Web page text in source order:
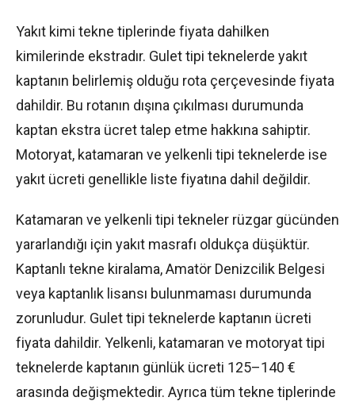
Yakıt kimi tekne tiplerinde fiyata dahilken
kimilerinde ekstradır. Gulet tipi teknelerde yakıt
kaptanın belirlemiş olduğu rota çerçevesinde fiyata
dahildir. Bu rotanın dışına çıkılması durumunda
kaptan ekstra ücret talep etme hakkına sahiptir.
Motoryat, katamaran ve yelkenli tipi teknelerde ise
yakıt ücreti genellikle liste fiyatına dahil değildir.
Katamaran ve yelkenli tipi tekneler rüzgar gücünden
yararlandığı için yakıt masrafı oldukça düşüktür.
Kaptanlı tekne kiralama, Amatör Denizcilik Belgesi
veya kaptanlık lisansı bulunmaması durumunda
zorunludur. Gulet tipi teknelerde kaptanın ücreti
fiyata dahildir. Yelkenli, katamaran ve motoryat tipi
teknelerde kaptanın günlük ücreti 125–140 €
arasında değişmektedir. Ayrıca tüm tekne tiplerinde